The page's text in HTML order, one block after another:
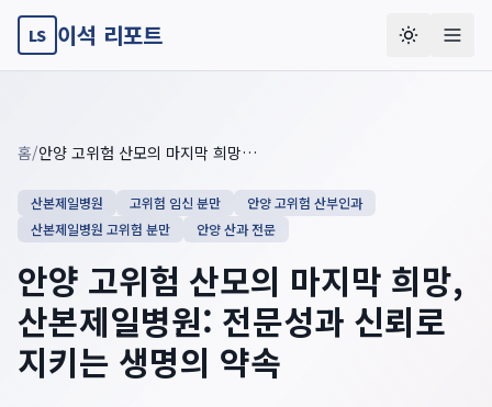
LS 이석 리포트
홈/ 안양 고위험 산모의 마지막 희망, 산본제일병원: 전문성과 신뢰로 지키는 생명의 약속
산본제일병원 고위험 임신 분만
안양 고위험 산부인과
산본제일병원 고위험 분만
안양 산과 전문
안양 고위험 산모의 마지막 희망,
산본제일병원: 전문성과 신뢰로
지키는 생명의 약속